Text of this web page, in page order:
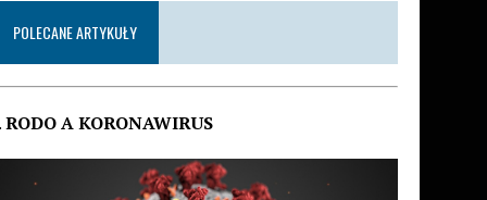
POLECANE ARTYKUŁY
RODO A KORONAWIRUS